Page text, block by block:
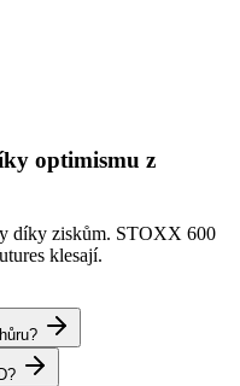
optimismu z
díky ziskům. STOXX 600
klesají.